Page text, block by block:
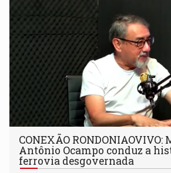
CONEXÃO RONDONIAOVIVO:
Antônio Ocampo conduz a
ferrovia desgovernada